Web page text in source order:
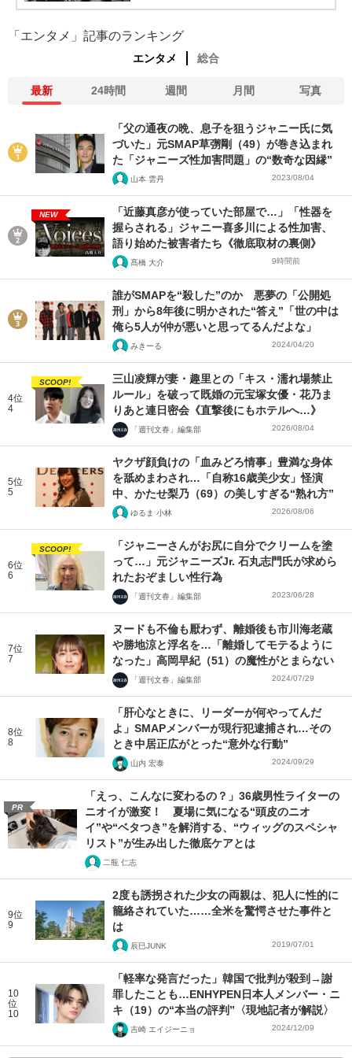
「エンタメ」記事のランキング
エンタメ 総合
最新 24時間 週間 月間 写真
「父の通夜の晩、息子を狙うジャニー氏に気
づいた」元SMAP草彅剛（49）が巻き込まれ
た「ジャニーズ性加害問題」の“数奇な因縁”
山本 雲丹 2023/08/04
NEW
「近藤真彦が使っていた部屋で…」「性器を
握らされる」ジャニー喜多川による性加害、
語り始めた被害者たち《徹底取材の裏側》
髙橋 大介 9時間前
誰がSMAPを“殺した”のか 悪夢の「公開処
刑」から8年後に明かされた“答え”「世の中は
俺ら5人が仲が悪いと思ってるんだよな」
みきーる 2024/04/20
4位
4
SCOOP!
三山凌輝が妻・趣里との「キス・濡れ場禁止
ルール」を破って既婚の元宝塚女優・花乃ま
りあと連日密会《直撃後にもホテルへ…》
「週刊文春」編集部 2026/08/04
5位
5
ヤクザ顔負けの「血みどろ情事」豊満な身体
を舐めまわされ…「自称16歳美少女」怪演
中、かたせ梨乃（69）の美しすぎる“熟れ方”
ゆるま 小林 2026/08/06
6位
6
SCOOP!
「ジャニーさんがお尻に自分でクリームを塗
って…」元ジャニーズJr. 石丸志門氏が求めら
れたおぞましい性行為
「週刊文春」編集部 2023/06/28
7位
7
ヌードも不倫も厭わず、離婚後も市川海老蔵
や勝地涼と浮名を…「離婚してモテるように
なった」高岡早紀（51）の魔性がとまらない
「週刊文春」編集部 2024/07/29
8位
8
「肝心なときに、リーダーが何やってんだ
よ」SMAPメンバーが現行犯逮捕され…その
とき中居正広がとった“意外な行動”
山内 宏泰 2024/09/29
PR
「えっ、こんなに変わるの？」36歳男性ライターの
ニオイが激変！ 夏場に気になる“頭皮のニオ
イ”や“ベタつき”を解消する、“ウィッグのスペシャ
リスト”が生み出した徹底ケアとは
二瓶 仁志
9位
9
2度も誘拐された少女の両親は、犯人に性的に
籠絡されていた……全米を驚愕させた事件と
は
辰巳JUNK 2019/07/01
10
位
10
「軽率な発言だった」韓国で批判が殺到→謝
罪したことも…ENHYPEN日本人メンバー・ニ
キ（19）の“本当の評判”〈現地記者が解説〉
吉崎 エイジーニョ 2024/12/09